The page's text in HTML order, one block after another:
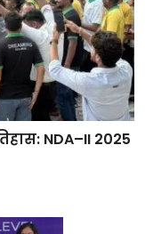
NDA–II 2025